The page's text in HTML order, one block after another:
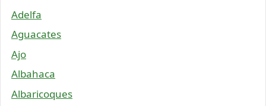
Adelfa
Aguacates
Ajo
Albahaca
Albaricoques